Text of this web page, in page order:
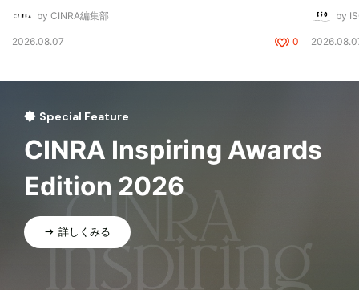
by CINRA編集部
2026.08.07 0
by
Special Feature
CINRA Inspiring Awards
Edition 2026
詳しくみる